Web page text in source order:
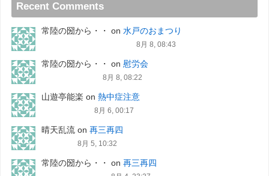
Recent Comments
常陸の圀から・・ on 水戸のおまつり
8月 8, 08:43
常陸の圀から・・ on 慰労会
8月 8, 08:22
山遊亭能楽 on 熱中症注意
8月 6, 00:17
晴天乱流on 再三再四
8月 5, 10:32
常陸の圀から・・ on 再三再四